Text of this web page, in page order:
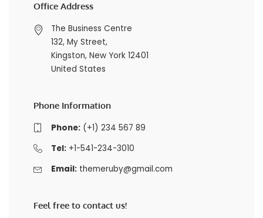
Office Address
The Business Centre
132, My Street,
Kingston, New York 12401
United States
Phone Information
Phone:(+1) 234 567 89
Tel:+1-541-234-3010
Email: themeruby@gmail.com
Feel free to contact us!